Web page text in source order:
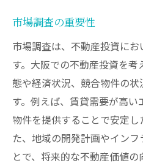
交通網の拡充効果
大型公共施設の影響
スマートシティ化
都市計画と不動産
環境整備と生活品質
未来のインフラ計画
大阪府での不動産投資
市場調査の重要性
市場調査は、不動産投資に
す。大阪での不動産投資を
態や経済状況、競合物件の
す。例えば、賃貸需要が高
物件を提供することで安定
た、地域の開発計画やイン
とで、将来的な不動産価値